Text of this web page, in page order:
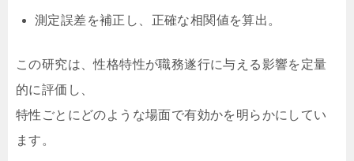
測定誤差を補正し、正確な相関値を算出。
この研究は、性格特性が職務遂行に与える影響を定量
的に評価し、
特性ごとにどのような場面で有効かを明らかにしてい
ます。